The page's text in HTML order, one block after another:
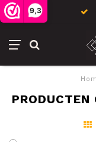
9,3
PRODUCTEN